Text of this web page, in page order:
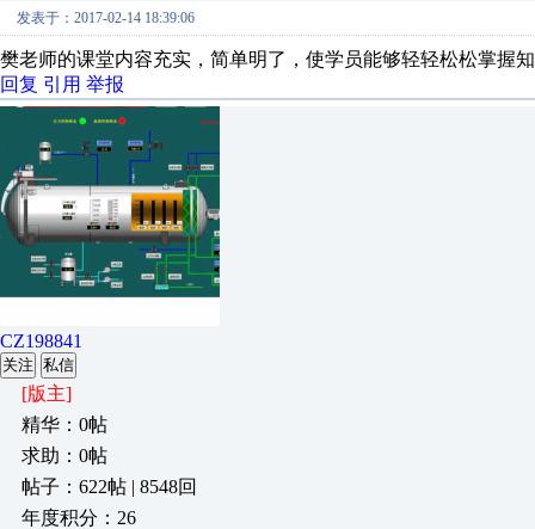
发表于：2017-02-14 18:39:06
樊老师的课堂内容充实，简单明了，使学员能够轻轻松松掌握
回复 引用 举报
CZ198841
关注 私信
[版主]
精华：0帖
求助：0帖
帖子：622帖 | 8548回
年度积分：26